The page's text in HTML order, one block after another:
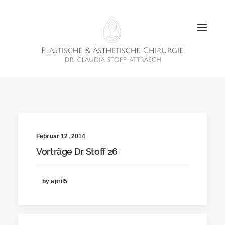
Februar 12, 2014
Vorträge Dr Stoff 26
by april5